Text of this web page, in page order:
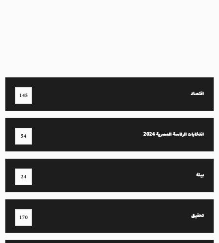
اقتصاد 145
انتخابات الرئاسة المصرية 2024 54
بيئة 24
تحقيق 170